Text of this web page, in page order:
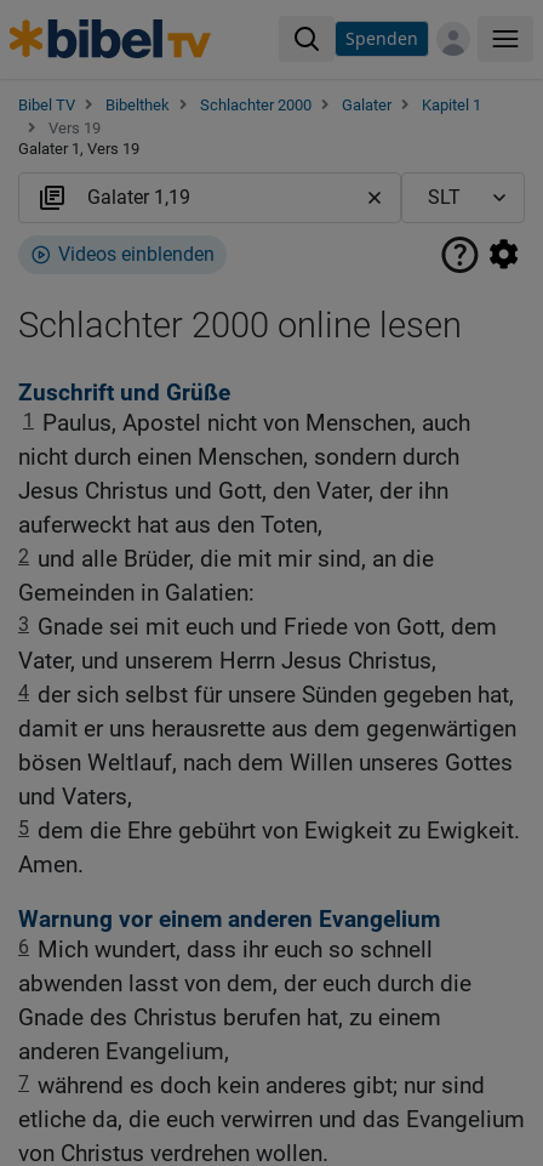
Spenden
Bibel TV Bibelthek Schlachter 2000 Galater
Kapitel 1
Vers 19
Galater 1, Vers 19
Videos einblenden
Schlachter 2000 online lesen
Zuschrift und Grüße
1
Paulus, Apostel nicht von Menschen, auch
nicht durch einen Menschen, sondern durch
Jesus Christus und Gott, den Vater, der ihn
auferweckt hat aus den Toten,
2 und alle Brüder, die mit mir sind, an die
Gemeinden in Galatien:
3 Gnade sei mit euch und Friede von Gott, dem
Vater, und unserem Herrn Jesus Christus,
4 der sich selbst für unsere Sünden gegeben hat,
damit er uns herausrette aus dem gegenwärtigen
bösen Weltlauf, nach dem Willen unseres Gottes
und Vaters,
5 dem die Ehre gebührt von Ewigkeit zu Ewigkeit.
Amen.
Warnung vor einem anderen Evangelium
6 Mich wundert, dass ihr euch so schnell
abwenden lasst von dem, der euch durch die
Gnade des Christus berufen hat, zu einem
anderen Evangelium,
7 während es doch kein anderes gibt; nur sind
etliche da, die euch verwirren und das Evangelium
von Christus verdrehen wollen.